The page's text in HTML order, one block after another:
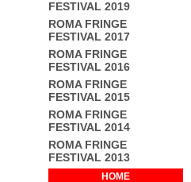
FESTIVAL 2019
ROMA FRINGE
FESTIVAL 2017
ROMA FRINGE
FESTIVAL 2016
ROMA FRINGE
FESTIVAL 2015
ROMA FRINGE
FESTIVAL 2014
ROMA FRINGE
FESTIVAL 2013
HOME